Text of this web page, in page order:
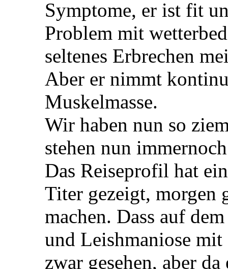
Symptome, er ist fit
Problem mit
seltenes Erbrechen
Aber er nimmt
Muskelmasse.
Wir haben nun so
stehen nun
Das Reiseprofil hat
Titer gezeigt, morgen
machen. Dass auf
und Leishmaniose mit
zwar gesehen, aber